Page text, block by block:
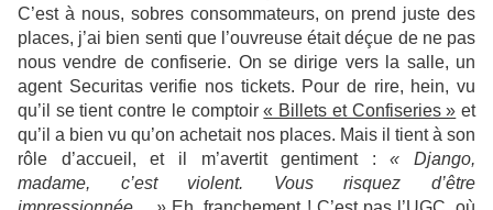
C’est à nous, sobres consommateurs, on prend juste des
places, j’ai bien senti que l’ouvreuse était déçue de ne pas
nous vendre de confiserie. On se dirige vers la salle, un
agent Securitas verifie nos tickets. Pour de rire, hein, vu
qu’il se tient contre le comptoir« Billets et Confiseries » et
qu’il a bien vu qu’on achetait nos places. Mais il tient à son
rôle d’accueil, et il m’avertit gentiment :« Django,
madame, c’est violent. Vous risquez d’être